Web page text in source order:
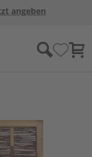
angeben